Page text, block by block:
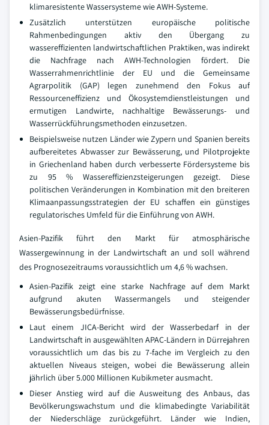
klimaresistente Wassersysteme wie AWH-Systeme.
Zusätzlich unterstützen europäische politische
Rahmenbedingungen aktiv den Übergang zu
wassereffizienten landwirtschaftlichen Praktiken, was indirekt
die Nachfrage nach AWH-Technologien fördert. Die
Wasserrahmenrichtlinie der EU und die Gemeinsame
Agrarpolitik (GAP) legen zunehmend den Fokus auf
Ressourceneffizienz und Ökosystemdienstleistungen und
ermutigen Landwirte, nachhaltige Bewässerungs- und
Wasserrückführungsmethoden einzusetzen.
Beispielsweise nutzen Länder wie Zypern und Spanien bereits
aufbereitetes Abwasser zur Bewässerung, und Pilotprojekte
in Griechenland haben durch verbesserte Fördersysteme bis
zu 95 % Wassereffizienzsteigerungen gezeigt. Diese
politischen Veränderungen in Kombination mit den breiteren
Klimaanpassungsstrategien der EU schaffen ein günstiges
regulatorisches Umfeld für die Einführung von AWH.
Asien-Pazifik führt den Markt für atmosphärische
Wassergewinnung in der Landwirtschaft an und soll während
des Prognosezeitraums voraussichtlich um 4,6 % wachsen.
Asien-Pazifik zeigt eine starke Nachfrage auf dem Markt
aufgrund akuten Wassermangels und steigender
Bewässerungsbedürfnisse.
Laut einem JICA-Bericht wird der Wasserbedarf in der
Landwirtschaft in ausgewählten APAC-Ländern in Dürrejahren
voraussichtlich um das bis zu 7-fache im Vergleich zu den
aktuellen Niveaus steigen, wobei die Bewässerung allein
jährlich über 5.000 Millionen Kubikmeter ausmacht.
Dieser Anstieg wird auf die Ausweitung des Anbaus, das
Bevölkerungswachstum und die klimabedingte Variabilität
der Niederschläge zurückgeführt. Länder wie Indien,